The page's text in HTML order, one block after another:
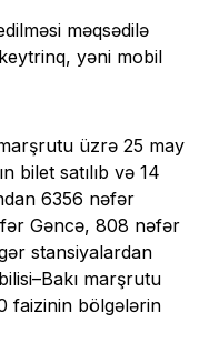
məqsədilə
yəni mobil
üzrə 25 may
bilet satılıb və 14
6356 nəfər
Gəncə, 808 nəfər
stansiyalardan
marşrutu
faizinin bölgələrin